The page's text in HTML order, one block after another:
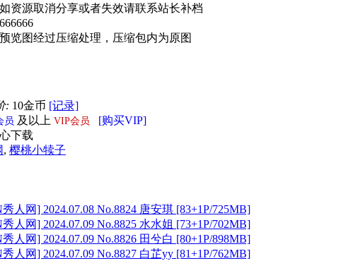
资源取消分享或者失效请联系站长补档
览图经过压缩处理，压缩包内为原图
: 10金币 [记录]
员 及以上 VIP会员
[购买VIP]
下载
, 樱桃小犊子
人网] 2024.07.08 No.8824 唐安琪 [83+1P/725MB]
人网] 2024.07.09 No.8825 水水姐 [73+1P/702MB]
人网] 2024.07.09 No.8826 田兮白 [80+1P/898MB]
人网] 2024.07.09 No.8827 白芷yy [81+1P/762MB]